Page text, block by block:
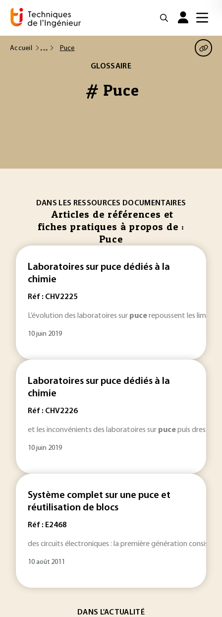
Accueil Puce
GLOSSAIRE
# Puce
DANS LES RESSOURCES DOCUMENTAIRES
Articles de références et
fiches pratiques à propos de :
Puce
Laboratoires sur puce dédiés à la
chimie
Réf : CHV2225
L’évolution des laboratoires sur pucerepoussent les limites
10 juin 2019
Laboratoires sur puce dédiés à la
chimie
Réf : CHV2226
et les inconvénients des laboratoires sur pucepuis dresse
10 juin 2019
Système complet sur une puce et
réutilisation de blocs
Réf : E2468
des circuits électroniques : la première génération
10 août 2011
DANS L'ACTUALITÉ